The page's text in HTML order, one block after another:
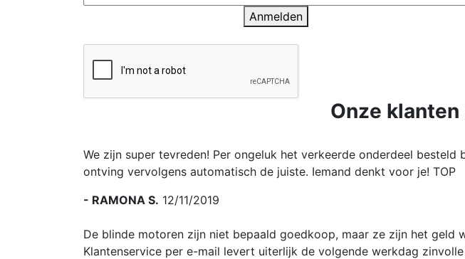
Anmelden
Onze
We zijn super tevreden! Per ongeluk het verkeerde onderdeel
ontving vervolgens automatisch de juiste. Iemand denkt voor je! TOP
- RAMONA S. 12/11/2019
De blinde motoren zijn niet bepaald goedkoop, maar ze zijn het geld
Klantenservice per e-mail levert uiterlijk de volgende werkdag